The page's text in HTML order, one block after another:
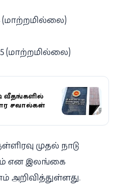
(மாற்றமில்லை)
வீதங்களில்
சவால்கள்
முதல் நாடு
என இலங்கை
அறிவித்துள்ளது.